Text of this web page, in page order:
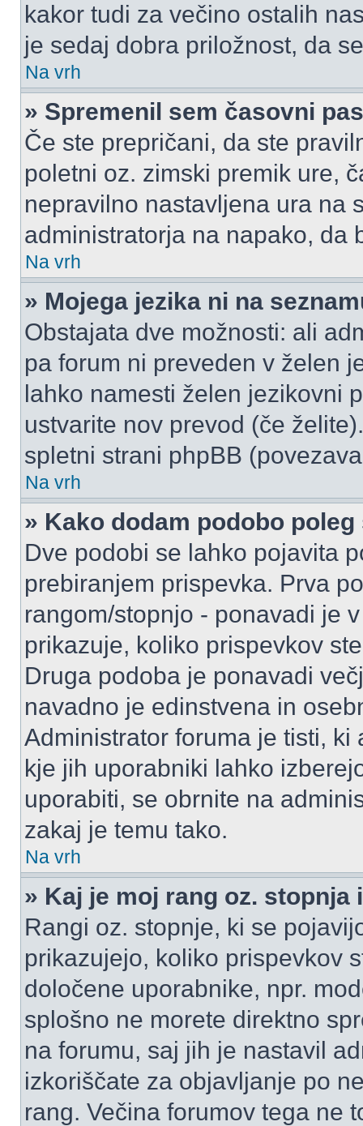
kakor tudi za večino ostalih
je sedaj dobra priložnost, da
Na vrh
» Spremenil sem časovni
Če ste prepričani, da ste
poletni oz. zimski premik ure,
nepravilno nastavljena ura na
administratorja na napako, da
Na vrh
» Mojega jezika ni na
Obstajata dve možnosti: ali
pa forum ni preveden v želen
lahko namesti želen jezikovni
ustvarite nov prevod (če
spletni strani phpBB
Na vrh
» Kako dodam podobo
Dve podobi se lahko pojavita
prebiranjem prispevka. Prva
rangom/stopnjo - ponavadi je
prikazuje, koliko prispevkov
Druga podoba je ponavadi
navadno je edinstvena in
Administrator foruma je tisti,
kje jih uporabniki lahko
uporabiti, se obrnite na
zakaj je temu tako.
Na vrh
» Kaj je moj rang oz.
Rangi oz. stopnje, ki se
prikazujejo, koliko prispevkov
določene uporabnike, npr.
splošno ne morete direktno
na forumu, saj jih je nastavil
izkoriščate za objavljanje po
rang. Večina forumov tega ne